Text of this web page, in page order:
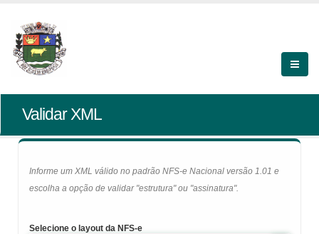
Validar XML
Informe um XML válido no padrão NFS-e Nacional versão 1.01 e
escolha a opção de validar "estrutura" ou "assinatura".
Selecione o layout da NFS-e